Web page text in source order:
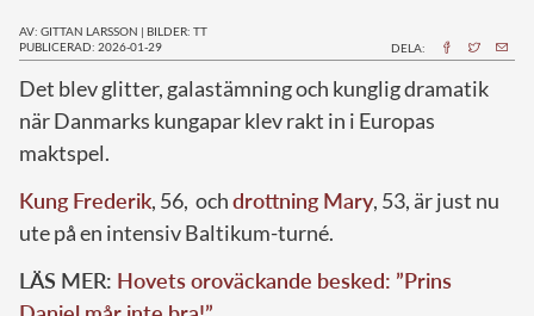
AV: GITTAN LARSSON | BILDER: TT
PUBLICERAD: 2026-01-29
DELA:
Det blev glitter, galastämning och kunglig dramatik
när Danmarks kungapar klev rakt in i Europas
maktspel.
Kung Frederik, 56, ochdrottning Mary, 53, är just nu
ute på en intensiv Baltikum-turné.
LÄS MER: Hovets oroväckande besked: ”Prins